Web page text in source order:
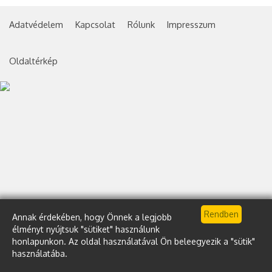
Annak érdekében, hogy Önnek a legjobb
élményt nyújtsuk "sütiket" használunk
honlapunkon. Az oldal használatával Ön beleegyezik a "sütik"
használatába.
Adatvédelem Kapcsolat Rólunk Impresszum
Oldaltérkép